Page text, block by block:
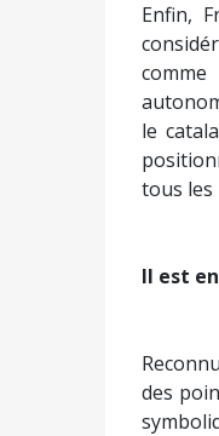
Enfin,
le
tous les
Il est
des